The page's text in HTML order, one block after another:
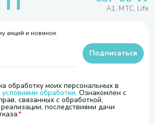
A1, МТС, Life
акций и новинок
обработку моих персональных в
условиями обработки. Ознакомлен с
связанных с обработкой,
последствиями дачи
Подписаться